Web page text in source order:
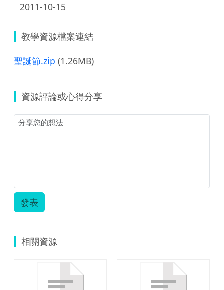
2011-10-15
教學資源檔案連結
聖誕節.zip (1.26MB)
資源評論或心得分享
發表
相關資源